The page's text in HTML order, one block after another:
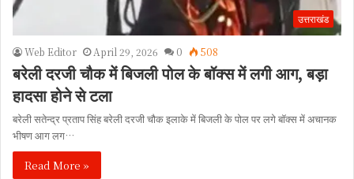
उत्तराखंड
Web Editor April 29, 2026 0 508
बरेली दरजी चौक में बिजली पोल के बॉक्स में लगी आग, बड़ा
हादसा होने से टला
बरेली सतेन्द्र प्रताप सिंह बरेली दरजी चौक इलाके में बिजली के पोल पर लगे बॉक्स में अचानक
भीषण आग लग…
Read More »